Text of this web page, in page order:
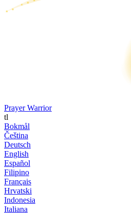
Prayer Warrior
tl
Bokmål
Čeština
Deutsch
English
Español
Filipino
Français
Hrvatski
Indonesia
Italiana